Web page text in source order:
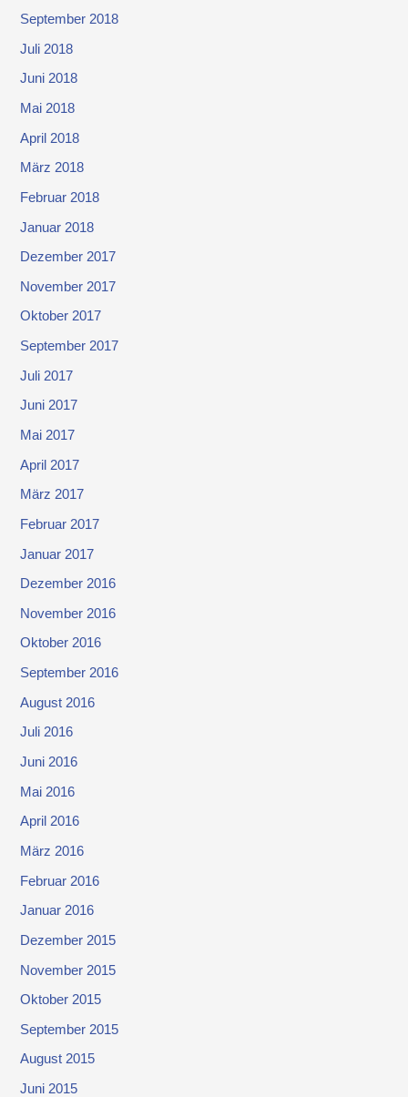
September 2018
Juli 2018
Juni 2018
Mai 2018
April 2018
März 2018
Februar 2018
Januar 2018
Dezember 2017
November 2017
Oktober 2017
September 2017
Juli 2017
Juni 2017
Mai 2017
April 2017
März 2017
Februar 2017
Januar 2017
Dezember 2016
November 2016
Oktober 2016
September 2016
August 2016
Juli 2016
Juni 2016
Mai 2016
April 2016
März 2016
Februar 2016
Januar 2016
Dezember 2015
November 2015
Oktober 2015
September 2015
August 2015
Juni 2015